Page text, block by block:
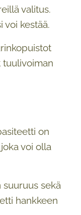
valitus.
voi kestää.
tuulivoiman
on
voi olla
sekä
hankkeen